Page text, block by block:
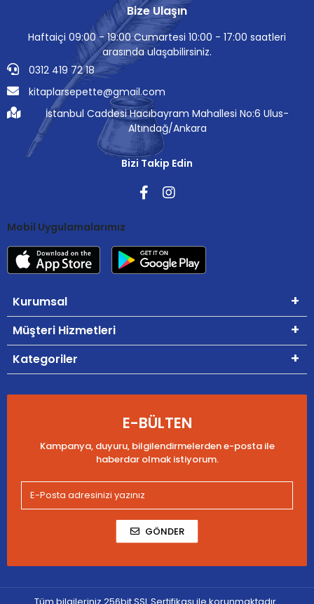
Bize Ulaşın
Haftaiçi 09:00 - 19:00 Cumartesi 10:00 - 17:00 saatleri
arasında ulaşabilirsiniz.
0312 419 72 18
kitaplarsepette@gmail.com
İstanbul Caddesi Hacıbayram Mahallesi No:6 Ulus-
Altındağ/Ankara
Bizi Takip Edin
Mobil Uygulamalarımız
Kurumsal
Müşteri Hizmetleri
Kategoriler
E-BÜLTEN
Kampanya, duyuru, bilgilendirmelerden e-posta ile
haberdar olmak istiyorum.
GÖNDER